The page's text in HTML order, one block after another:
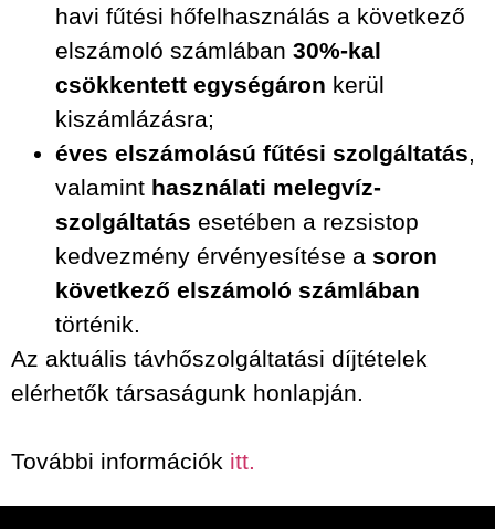
havi fűtési hőfelhasználás a következő
elszámoló számlában 30%-kal
csökkentett egységáron kerül
kiszámlázásra;
éves elszámolású fűtési szolgáltatás,
valamint használati melegvíz-
szolgáltatás esetében a rezsistop
kedvezmény érvényesítése a soron
következő elszámoló számlában
történik.
Az aktuális távhőszolgáltatási díjtételek
elérhetők társaságunk honlapján.
További információk itt.